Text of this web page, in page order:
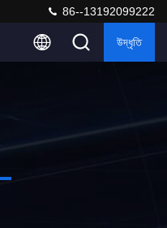
86--13192099222
উদ্ধৃতি